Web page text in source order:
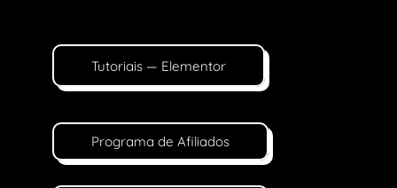
Tutoriais — Elementor
Programa de Afiliados